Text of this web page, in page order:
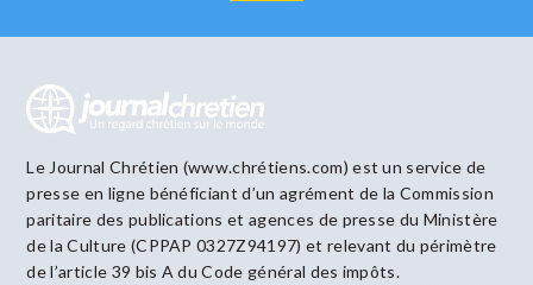
Le Journal Chrétien (www.chrétiens.com) est un service de
presse en ligne bénéficiant d’un agrément de la Commission
paritaire des publications et agences de presse du Ministère
de la Culture (CPPAP 0327Z94197) et relevant du périmètre
de l’article 39 bis A du Code général des impôts.